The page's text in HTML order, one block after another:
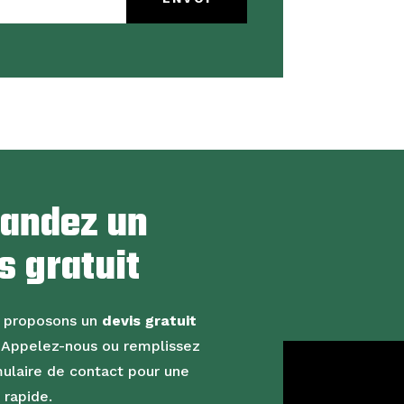
un
gratuit
proposons un devis gratuit
Appelez-nous ou remplissez
de contact pour une